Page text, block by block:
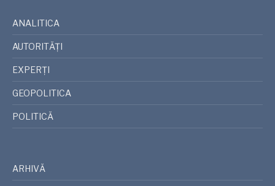
ANALITICA
AUTORITĂȚI
EXPERȚI
GEOPOLITICA
POLITICĂ
ARHIVĂ